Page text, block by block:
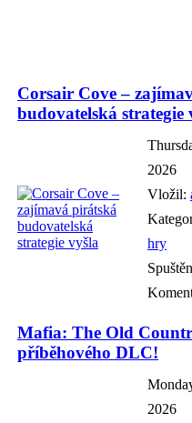
Corsair Cove –
budovatelská strategie
2026
Vložil:
hry
Mafia: The Old
příběhového DLC!
2026